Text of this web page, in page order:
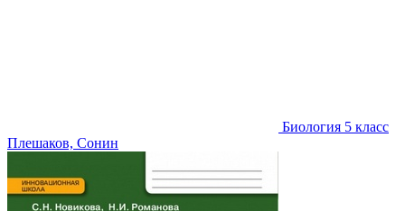
Биология 5 класс
Плешаков, Сонин